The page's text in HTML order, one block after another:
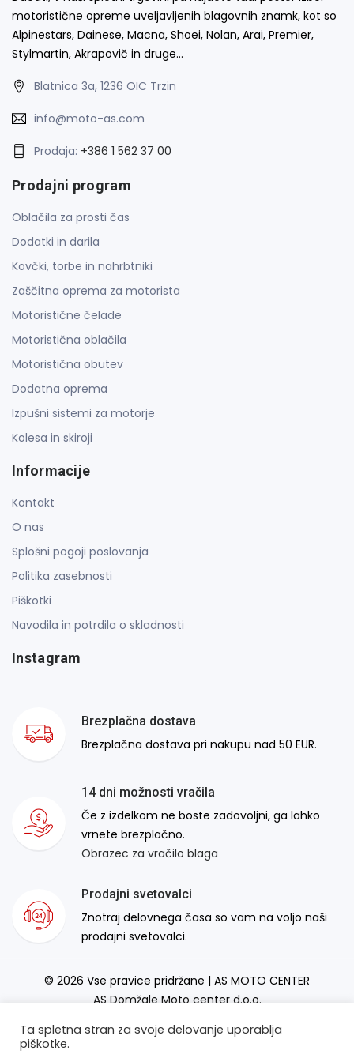
motoristične opreme uveljavljenih blagovnih znamk, kot so
Alpinestars, Dainese, Macna, Shoei, Nolan, Arai, Premier,
Stylmartin, Akrapovič in druge…
Blatnica 3a, 1236 OIC Trzin
info@moto-as.com
Prodaja: +386 1 562 37 00
Prodajni program
Oblačila za prosti čas
Dodatki in darila
Kovčki, torbe in nahrbtniki
Zaščitna oprema za motorista
Motoristične čelade
Motoristična oblačila
Motoristična obutev
Dodatna oprema
Izpušni sistemi za motorje
Kolesa in skiroji
Informacije
Kontakt
O nas
Splošni pogoji poslovanja
Politika zasebnosti
Piškotki
Navodila in potrdila o skladnosti
Instagram
Brezplačna dostava
Brezplačna dostava pri nakupu nad 50 EUR.
14 dni možnosti vračila
Če z izdelkom ne boste zadovoljni, ga lahko
vrnete brezplačno.
Obrazec za vračilo blaga
Prodajni svetovalci
Znotraj delovnega časa so vam na voljo naši
prodajni svetovalci.
© 2026 Vse pravice pridržane | AS MOTO CENTER
AS Domžale Moto center d.o.o.
Ta spletna stran za svoje delovanje uporablja
piškotke.